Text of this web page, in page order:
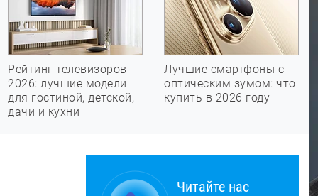
Рейтинг телевизоров
2026: лучшие модели
для гостиной, детской,
дачи и кухни
Лучшие смартфоны с
оптическим зумом: что
купить в 2026 году
Читайте нас